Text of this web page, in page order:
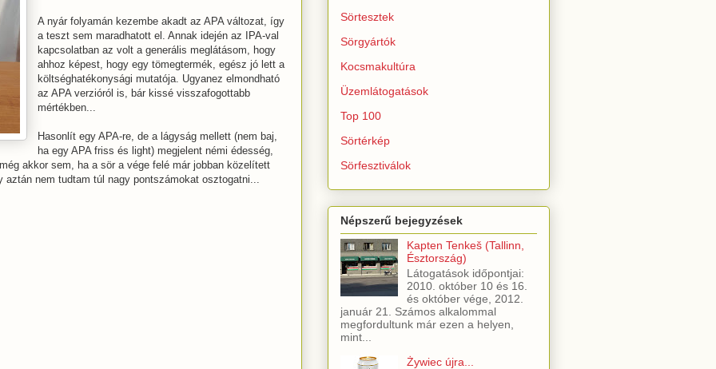
A nyár folyamán kezembe akadt az APA változat, így
a teszt sem maradhatott el. Annak idején az IPA-val
kapcsolatban az volt a generális meglátásom, hogy
ahhoz képest, hogy egy tömegtermék, egész jó lett a
költséghatékonysági mutatója. Ugyanez elmondható
az APA verzióról is, bár kissé visszafogottabb
mértékben...
Hasonlít egy APA-re, de a lágyság mellett (nem baj,
ha egy APA friss és light) megjelent némi édesség,
akkor sem, ha a sör a vége felé már jobban közelített
aztán nem tudtam túl nagy pontszámokat osztogatni...
Sörtesztek
Sörgyártók
Kocsmakultúra
Üzemlátogatások
Top 100
Sörtérkép
Sörfesztiválok
Népszerű bejegyzések
Kapten Tenkeš (Tallinn,
Észtország)
Látogatások időpontjai:
2010. október 10 és 16.
és október vége, 2012.
január 21. Számos alkalommal
megfordultunk már ezen a helyen,
mint...
Żywiec újra...